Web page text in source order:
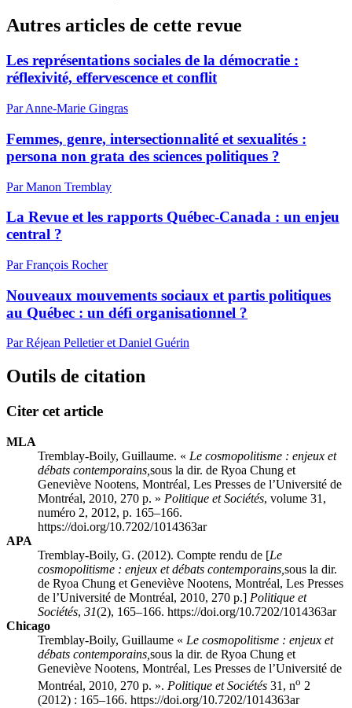
Autres articles de cette revue
Les représentations sociales de la démocratie :
réflexivité, effervescence et conflit
Par Anne-Marie Gingras
Femmes, genre, intersectionnalité et sexualités :
persona non grata des sciences politiques ?
Par Manon Tremblay
La Revue et les rapports Québec-Canada : un enjeu
central ?
Par François Rocher
Nouveaux mouvements sociaux et partis politiques
au Québec : un défi organisationnel ?
Par Réjean Pelletier et Daniel Guérin
Outils de citation
Citer cet article
MLA
Tremblay-Boily, Guillaume. « Le cosmopolitisme : enjeux et
débats contemporains, sous la dir. de Ryoa Chung et
Geneviève Nootens, Montréal, Les Presses de l’Université de
Montréal, 2010, 270 p. » Politique et Sociétés, volume 31,
numéro 2, 2012, p. 165–166.
https://doi.org/10.7202/1014363ar
APA
Tremblay-Boily, G. (2012). Compte rendu de [Le
cosmopolitisme : enjeux et débats contemporains, sous la dir.
de Ryoa Chung et Geneviève Nootens, Montréal, Les Presses
de l’Université de Montréal, 2010, 270 p.] Politique et
Sociétés, 31(2), 165–166. https://doi.org/10.7202/1014363ar
Chicago
Tremblay-Boily, Guillaume « Le cosmopolitisme : enjeux et
débats contemporains, sous la dir. de Ryoa Chung et
Geneviève Nootens, Montréal, Les Presses de l’Université de
Montréal, 2010, 270 p. ». Politique et Sociétés 31, no 2
(2012) : 165–166. https://doi.org/10.7202/1014363ar